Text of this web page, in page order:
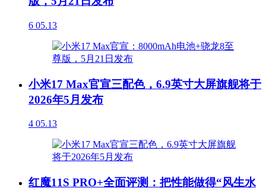
6 05.13
小米17 Max官宣三配色，6.9英寸大屏旗舰将于
2026年5月发布
4 05.13
红魔11S PRO+全面评测：把性能做得“风生水